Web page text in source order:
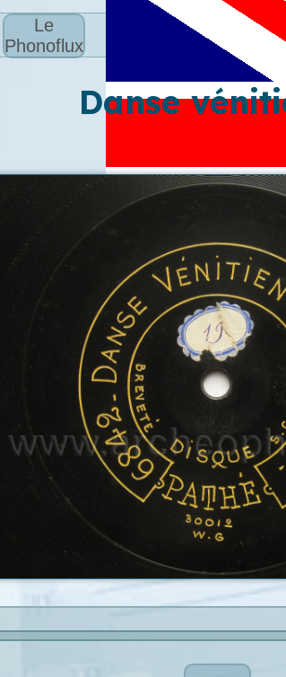
Le
Phonoflux
Danse